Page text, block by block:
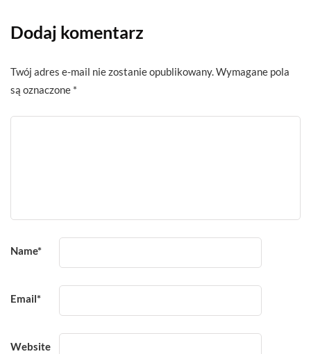
Dodaj komentarz
Twój adres e-mail nie zostanie opublikowany. Wymagane pola
są oznaczone *
Name*
Email*
Website